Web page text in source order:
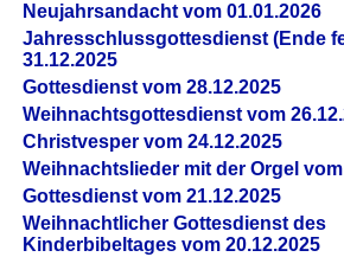
Neujahrsandacht vom 01.01.2026
Jahresschlussgottesdienst (Ende
31.12.2025
Gottesdienst vom 28.12.2025
Weihnachtsgottesdienst vom
Christvesper vom 24.12.2025
Weihnachtslieder mit der Orgel vom
Gottesdienst vom 21.12.2025
Weihnachtlicher Gottesdienst des
Kinderbibeltages vom 20.12.2025